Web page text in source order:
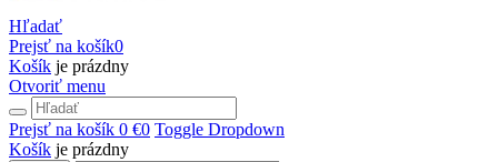
Hľadať
Prejsť na košík0
Košík je prázdny
Otvoriť menu
Prejsť na košík 0 €0 Toggle Dropdown
Košík je prázdny